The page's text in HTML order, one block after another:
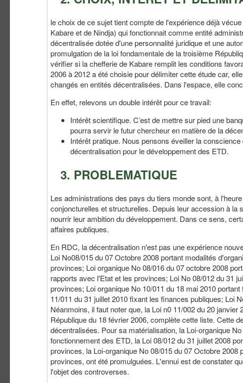
le choix de ce sujet tient compte de l'expérience déjà
Kabare et de Nindja) qui fonctionnait comme entité
décentralisée dotée d'une personnalité juridique et une
promulgation de la loi fondamentale de la troisième
vérifier si la chefferie de Kabare remplit les conditions
2006 à 2012 a été choisie pour délimiter cette étude car,
changés en entités décentralisées. Dans l'espace, elle
En effet, relevons un double intérêt pour ce travail:
Intérêt scientifique. C’est de mettre sur pied une
pourra servir le futur chercheur en matière de la
Intérêt pratique. Nous pensons éveiller la
décentralisation pour le développement des ETD.
3. PROBLEMATIQUE
Les administrations des pays du tiers monde sont, à
conjoncturelles et structurelles. Depuis leur accession à
nourrir leur ambition du développement. Dans ce sens,
affaires publiques.
En RDC, la décentralisation n'est pas une expérience
Loi No08/015 du 07 Octobre 2008 portant modalités
provinces; Loi organique No 08/016 du 07 octobre 2008
rapports avec l'Etat et les provinces; Loi No 08/012 du 31
provinces; Loi organique No 10/011 du 18 mai 2010
11/011 du 31 juillet 2010 fixant les finances publiques; Loi
Néanmoins, il faut noter que, la Loi n0 11/002 du 20
République du 18 février 2006, complète cette liste. Cette
décentralisées. Pour sa matérialisation, la Loi-organique
fonctionnement des ETD, la Loi 08/012 du 31 juillet 2008
provinces, la Loi-organique No 08/015 du 07 Octobre
provinces, ont été promulguées. L'ennui est de constater
l'objet des controverses.